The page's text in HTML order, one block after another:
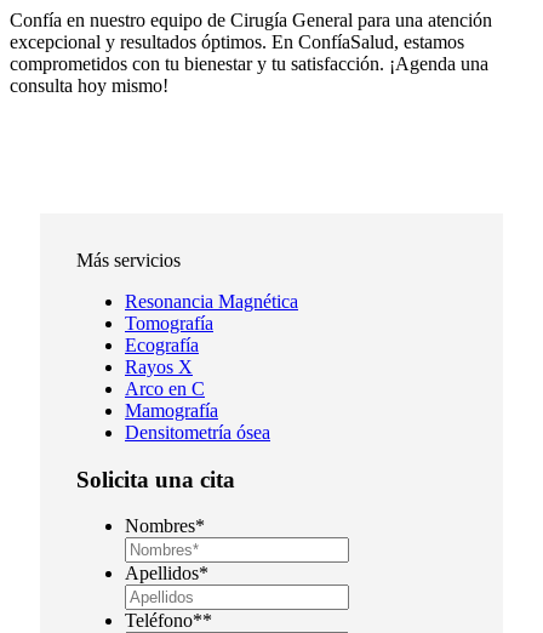
Confía en nuestro equipo de Cirugía General para una atención
excepcional y resultados óptimos. En ConfíaSalud, estamos
comprometidos con tu bienestar y tu satisfacción. ¡Agenda una
consulta hoy mismo!
Más servicios
Resonancia Magnética
Tomografía
Ecografía
Rayos X
Arco en C
Mamografía
Densitometría ósea
Solicita una cita
Nombres*
Apellidos*
Teléfono**